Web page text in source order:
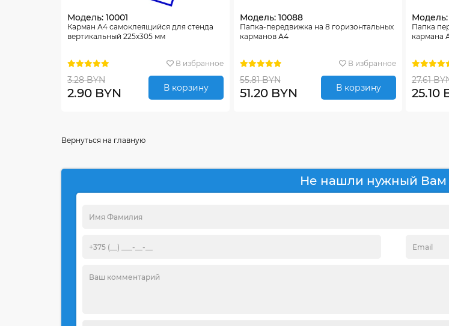
Модель: 10001
Карман А4 самоклеящийся для стенда
вертикальный 225х305 мм
В избранное
3.28 BYN
2.90 BYN В корзину
Модель: 10088
Папка-передвижка на 8 горизонтальных
карманов А4
В избранное
55.81 BYN
51.20 BYN В корзину
Модель:
Папка
кармана
27.61
25.10
Вернуться на главную
Не нашли нужный Вам